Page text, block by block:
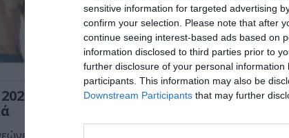
sensitive information for targeted advertising
confirm your selection. Please note that after
continue seeing interest-based ads based on
information disclosed to third parties prior to
further disclosure of your personal information
participants. This information may also be
Downstream Participants that may further
Το φετινό
ΣΙΝΕΜΑ / ΝΕΑ
Η ταινία για